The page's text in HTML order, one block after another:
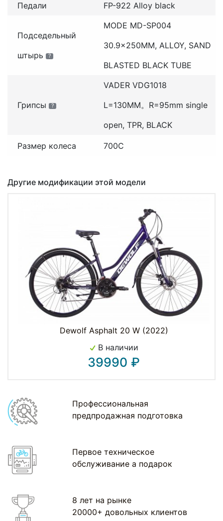
Педали FP-922 Alloy black
Подседельный
штырь
?
MODE MD-SP004
30.9x250MM, ALLOY, SAND
BLASTED BLACK TUBE
Грипсы ?
VADER VDG1018
L=130MM。R=95mm single
open, TPR, BLACK
Размер колеса 700С
Другие модификации этой модели
Dewolf Asphalt 20 W (2022)
В наличии
39990 ₽
Профессиональная
предпродажная подготовка
Первое техническое
обслуживание а подарок
8 лет на рынке
20000+ довольных клиентов